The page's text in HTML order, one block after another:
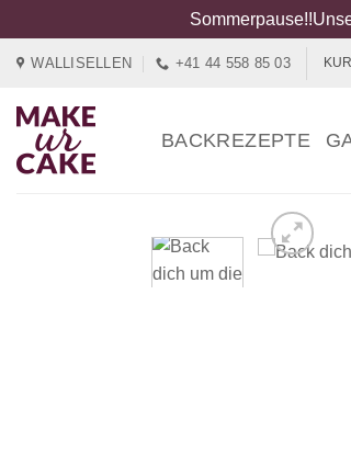
springen
WALLISELLEN +41 44 558 85 03
BACKREZEPTE